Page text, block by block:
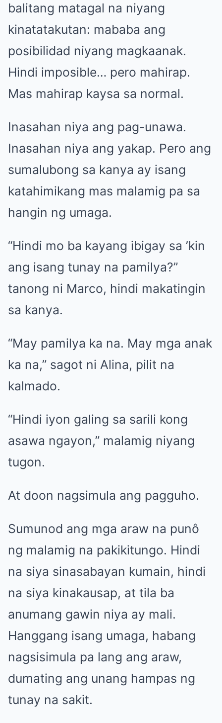
balitang matagal na niyang
kinatatakutan: mababa ang
posibilidad niyang magkaanak.
Hindi imposible… pero mahirap.
Mas mahirap kaysa sa normal.
Inasahan niya ang pag-unawa.
Inasahan niya ang yakap. Pero ang
sumalubong sa kanya ay isang
katahimikang mas malamig pa sa
hangin ng umaga.
“Hindi mo ba kayang ibigay sa ’kin
ang isang tunay na pamilya?”
tanong ni Marco, hindi makatingin
sa kanya.
“May pamilya ka na. May mga anak
ka na,” sagot ni Alina, pilit na
kalmado.
“Hindi iyon galing sa sarili kong
asawa ngayon,” malamig niyang
tugon.
At doon nagsimula ang pagguho.
Sumunod ang mga araw na punô
ng malamig na pakikitungo. Hindi
na siya sinasabayan kumain, hindi
na siya kinakausap, at tila ba
anumang gawin niya ay mali.
Hanggang isang umaga, habang
nagsisimula pa lang ang araw,
dumating ang unang hampas ng
tunay na sakit.